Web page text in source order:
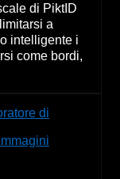
di PiktID
a
intelligente i
come bordi,
di
Immagini